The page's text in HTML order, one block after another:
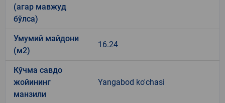
(агар мавжуд
бўлса)
Умумий майдони
(м2)
16.24
Кўчма савдо
жойининг
манзили
Yangabod ko'chasi